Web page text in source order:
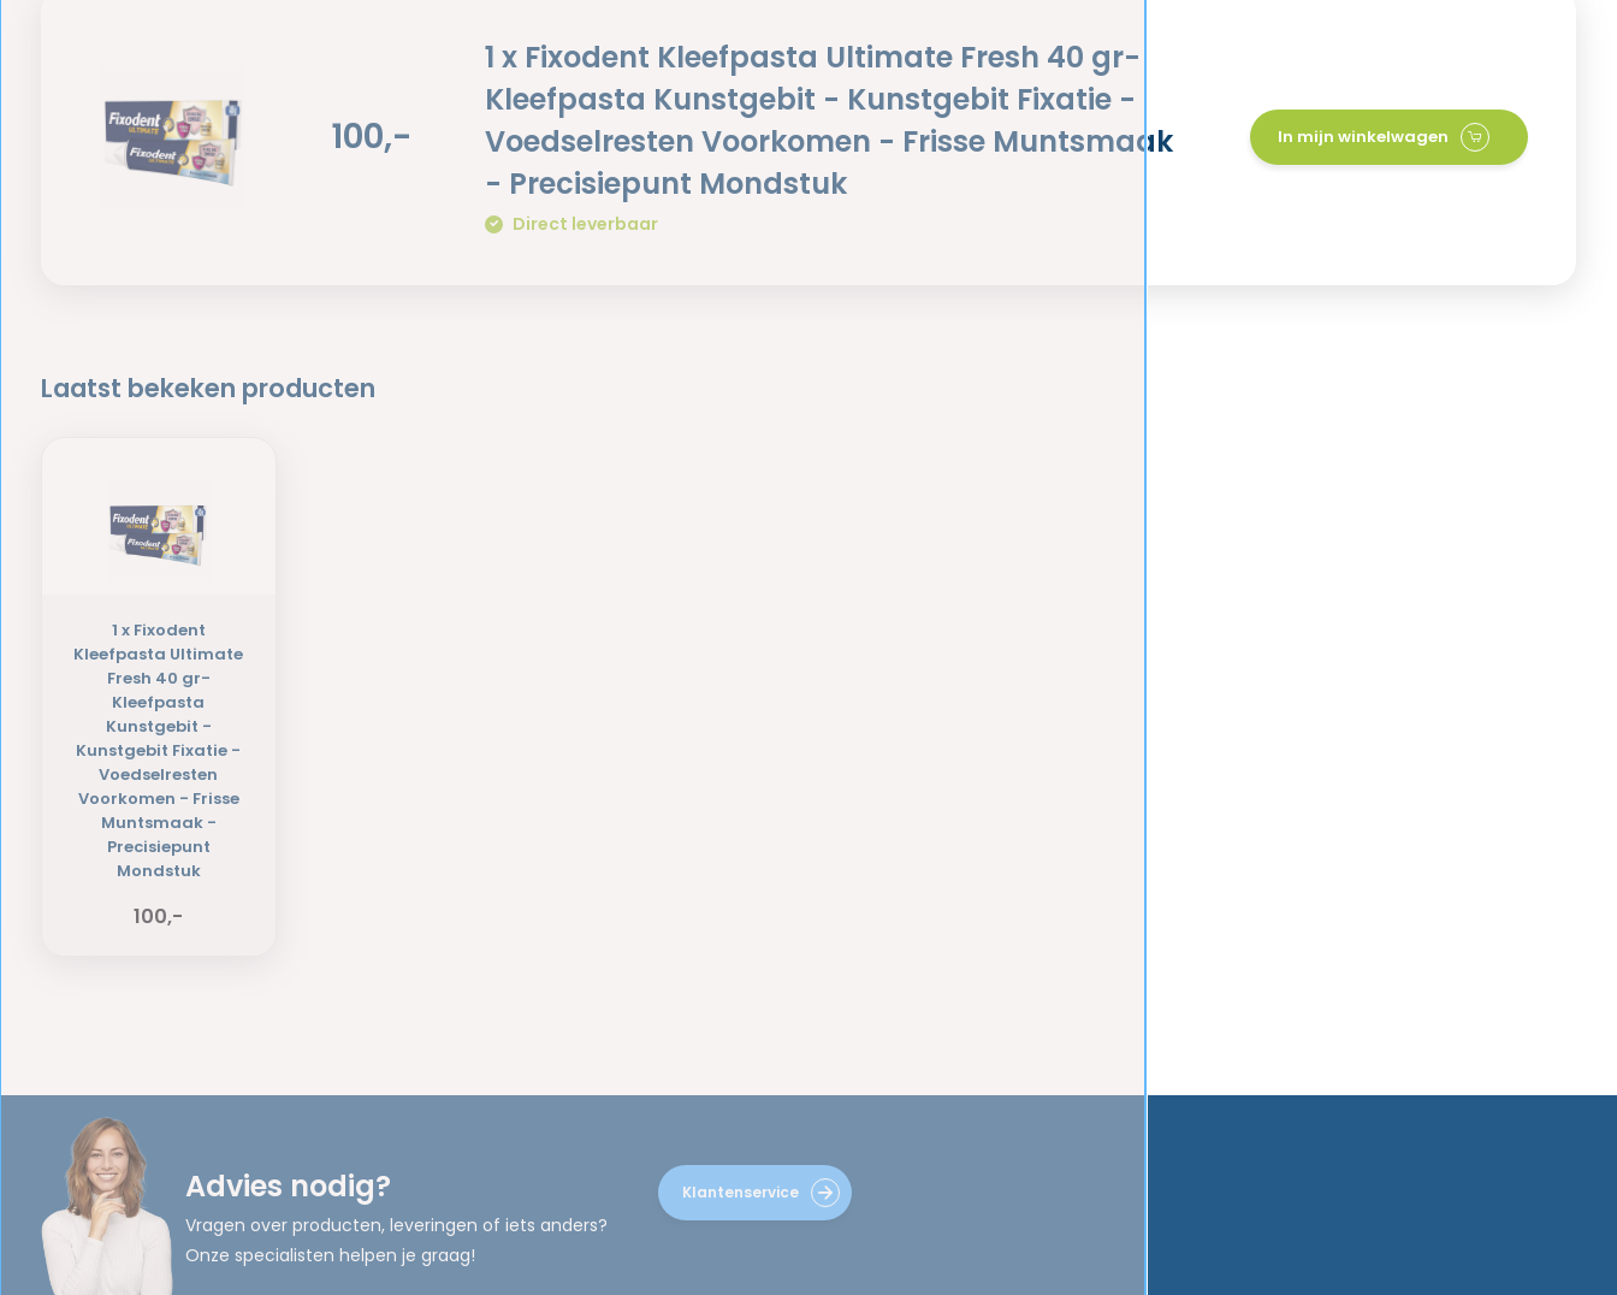
100,-
1 x Fixodent Kleefpasta Ultimate Fresh 40 gr-
Kleefpasta Kunstgebit - Kunstgebit Fixatie -
Voedselresten Voorkomen - Frisse Muntsmaak
- Precisiepunt Mondstuk
Direct leverbaar
In mijn winkelwagen
Laatst bekeken producten
1 x Fixodent
Kleefpasta Ultimate
Fresh 40 gr-
Kleefpasta
Kunstgebit -
Kunstgebit Fixatie -
Voedselresten
Voorkomen - Frisse
Muntsmaak -
Precisiepunt
Mondstuk
100,-
Advies nodig?
Vragen over producten, leveringen of iets anders?
Onze specialisten helpen je graag!
Klantenservice